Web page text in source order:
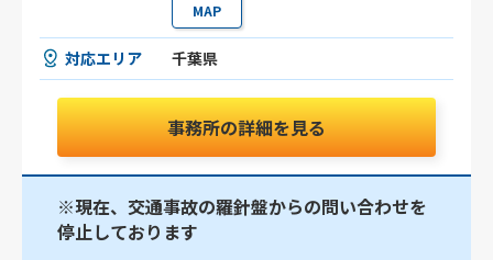
MAP
対応エリア 千葉県
事務所の詳細を見る
※現在、交通事故の羅針盤からの問い合わせを
停止しております